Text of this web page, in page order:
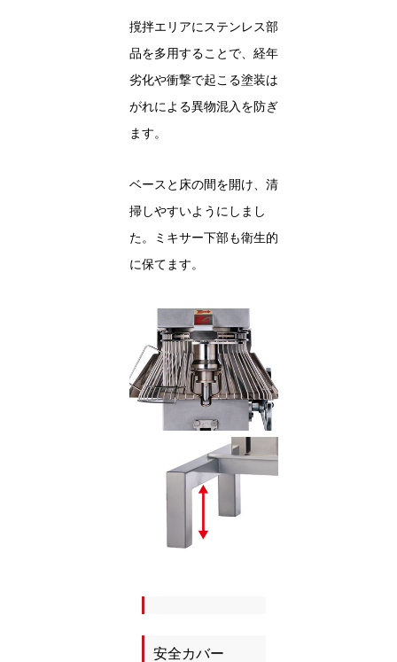
撹拌エリアにステンレス部
品を多用することで、経年
劣化や衝撃で起こる塗装は
がれによる異物混入を防ぎ
ます。
ベースと床の間を開け、清
掃しやすいようにしまし
た。ミキサー下部も衛生的
に保てます。
安全カバー